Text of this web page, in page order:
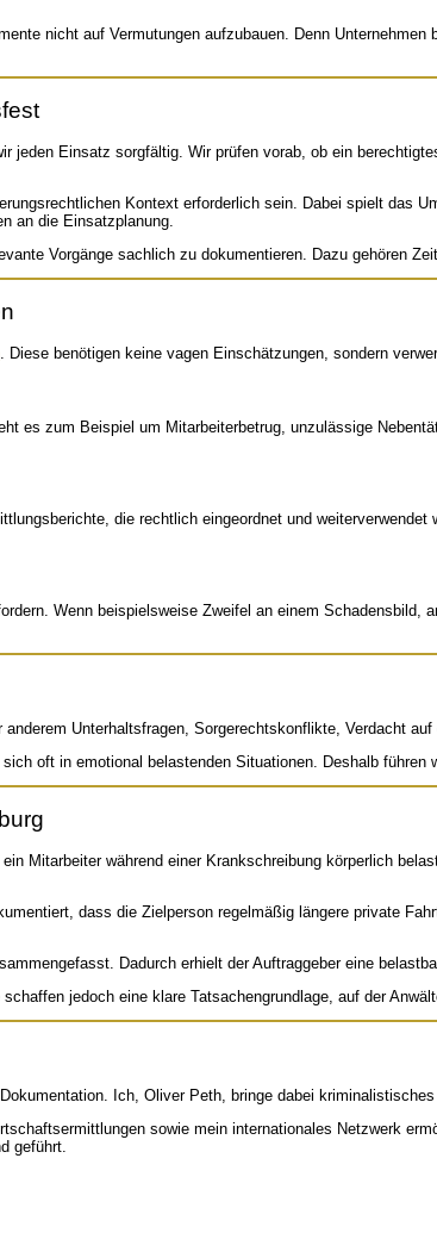
nicht auf Vermutungen aufzubauen. Denn
jeden Einsatz sorgfältig. Wir prüfen vorab, ob ein
Kontext erforderlich sein. Dabei spielt das
an die Einsatzplanung.
Vorgänge sachlich zu dokumentieren. Dazu gehören
. Diese benötigen keine vagen Einschätzungen, sondern
es zum Beispiel um Mitarbeiterbetrug, unzulässige
die rechtlich eingeordnet und
Wenn beispielsweise Zweifel an einem Schadensbild,
Unterhaltsfragen, Sorgerechtskonflikte, Verdacht
oft in emotional belastenden Situationen. Deshalb führen
Mitarbeiter während einer Krankschreibung körperlich
dass die Zielperson regelmäßig längere private
Dadurch erhielt der Auftraggeber eine
jedoch eine klare Tatsachengrundlage, auf der
Ich, Oliver Peth, bringe dabei
sowie mein internationales Netzwerk
geführt.